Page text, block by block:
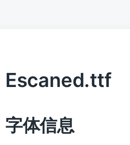
Escaned.ttf
字体信息